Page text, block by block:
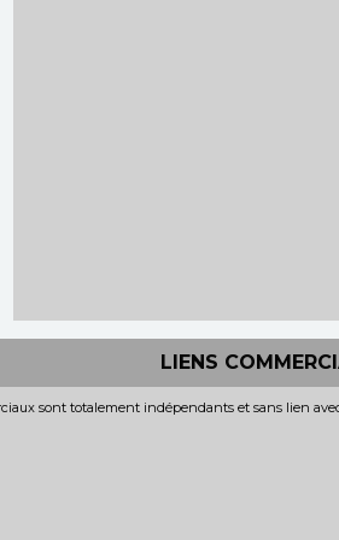
LIENS
sont totalement indépendants et sans lien